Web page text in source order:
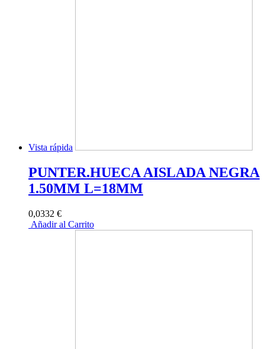
Vista rápida
PUNTER.HUECA AISLADA NEGRA
1.50MM L=18MM
0,0332 €
Añadir al Carrito